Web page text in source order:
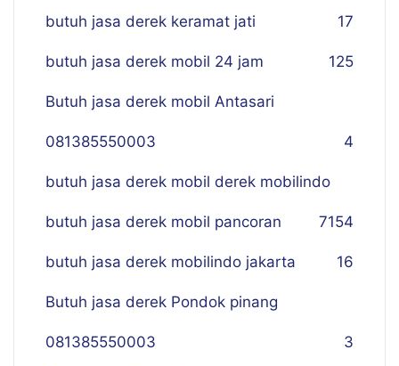
butuh jasa derek keramat jati 17
butuh jasa derek mobil 24 jam 125
Butuh jasa derek mobil Antasari
081385550003 4
butuh jasa derek mobil derek mobilindo
154
butuh jasa derek mobil pancoran 7
butuh jasa derek mobilindo jakarta 16
Butuh jasa derek Pondok pinang
081385550003 3